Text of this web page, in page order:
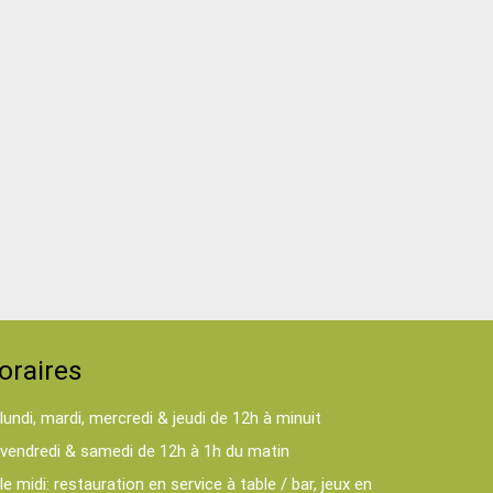
lundi, mardi, mercredi & jeudi de 12h à minuit
vendredi & samedi de 12h à 1h du matin
le midi: restauration en service à table / bar, jeux en